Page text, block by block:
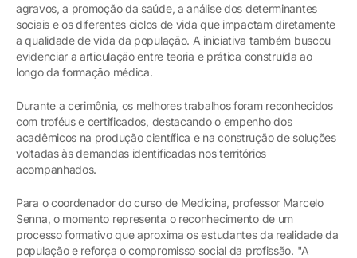
agravos, a promoção da saúde, a análise dos determinantes
sociais e os diferentes ciclos de vida que impactam diretamente
a qualidade de vida da população. A iniciativa também buscou
evidenciar a articulação entre teoria e prática construída ao
longo da formação médica.
Durante a cerimônia, os melhores trabalhos foram reconhecidos
com troféus e certificados, destacando o empenho dos
acadêmicos na produção científica e na construção de soluções
voltadas às demandas identificadas nos territórios
acompanhados.
Para o coordenador do curso de Medicina, professor Marcelo
Senna, o momento representa o reconhecimento de um
processo formativo que aproxima os estudantes da realidade da
população e reforça o compromisso social da profissão. "A